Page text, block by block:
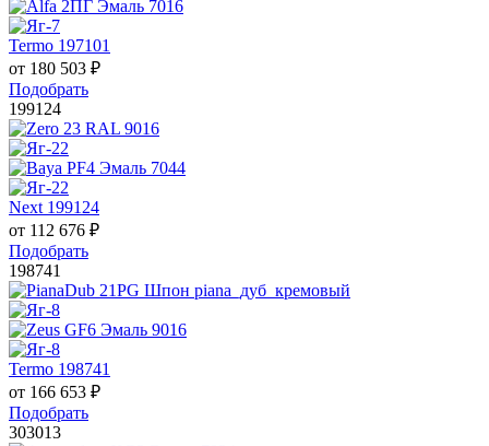
Termo 197101
от 180 503 ₽
Подобрать
199124
Next 199124
от 112 676 ₽
Подобрать
198741
Termo 198741
от 166 653 ₽
Подобрать
303013